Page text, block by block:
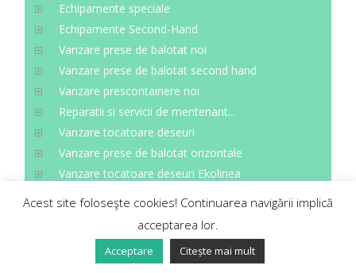
Echipamente speciale
Echipamente Second-Hand
Vanzare prese de balotat noi
Vanzare prese de balotat second hand
Vanzare prescontainere noi
Reparatii si servicii de mentenant...
Vanzare tocatoare deseuri
Vanzare prese de balotat orizontale
Vanzare tocatoare deseuri Ekolinea
Acest site foloseşte cookies! Continuarea navigării implică
acceptarea lor.
Acceptare Citește mai mult